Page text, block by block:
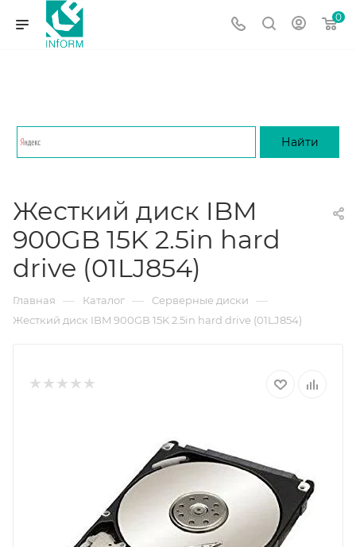
0
Жесткий диск IBM
900GB 15K 2.5in hard
drive (01LJ854)
Главная — Каталог — Серверные диски —
Жесткий диск IBM 900GB 15K 2.5in hard drive (01LJ854)